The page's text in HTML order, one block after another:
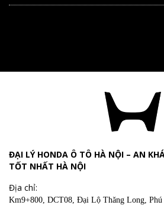
ĐẠI LÝ HONDA Ô TÔ HÀ NỘI – AN
TỐT NHẤT HÀ NỘI
Địa chỉ:
Km9+800, DCT08, Đại Lộ Thăng Long,